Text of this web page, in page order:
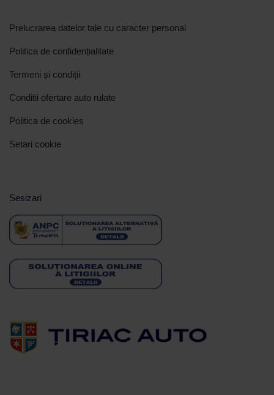
Prelucrarea datelor tale cu caracter personal
Politica de confidențialitate
Termeni și condiții
Conditii ofertare auto rulate
Politica de cookies
Setari cookie
Sesizari